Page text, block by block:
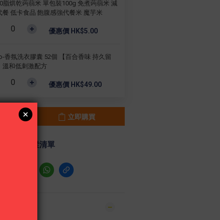
脂烘乾蒟蒻米 單包裝100g 免煮蒟蒻米 減
餐 低卡食品 飽腹感強代餐米 魔芋米
優惠價 HK$5.00
香氛洗衣膠囊 52個 【百合香味 持久留
溫和低刺激配方
優惠價 HK$49.00
立即購買
加入追蹤清單